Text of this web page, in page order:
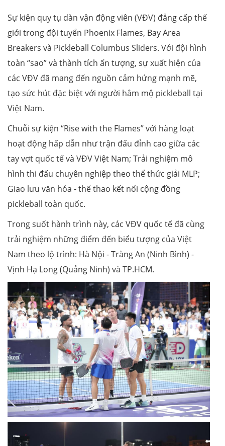
Sự kiện quy tụ dàn vận động viên (VĐV) đẳng cấp thế
giới trong đội tuyển Phoenix Flames, Bay Area
Breakers và Pickleball Columbus Sliders. Với đội hình
toàn “sao” và thành tích ấn tượng, sự xuất hiện của
các VĐV đã mang đến nguồn cảm hứng mạnh mẽ,
tạo sức hút đặc biệt với người hâm mộ pickleball tại
Việt Nam.
Chuỗi sự kiện “Rise with the Flames” với hàng loạt
hoạt động hấp dẫn như trận đấu đỉnh cao giữa các
tay vợt quốc tế và VĐV Việt Nam; Trải nghiệm mô
hình thi đấu chuyên nghiệp theo thể thức giải MLP;
Giao lưu văn hóa - thể thao kết nối cộng đồng
pickleball toàn quốc​.
Trong suốt hành trình này, các VĐV quốc tế đã cùng
trải nghiệm những điểm đến biểu tượng của Việt
Nam theo lộ trình: Hà Nội - Tràng An (Ninh Bình) -
Vịnh Hạ Long (Quảng Ninh) và TP.HCM.